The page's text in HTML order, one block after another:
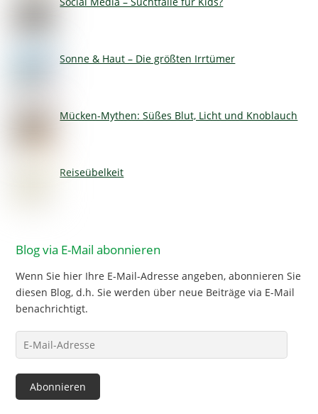
Sonne & Haut – Die größten Irrtümer
Mücken-Mythen: Süßes Blut, Licht und Knoblauch
Reiseübelkeit
Blog via E-Mail abonnieren
Wenn Sie hier Ihre E-Mail-Adresse angeben, abonnieren Sie
diesen Blog, d.h. Sie werden über neue Beiträge via E-Mail
benachrichtigt.
E-
Mail-
Adresse
Abonnieren